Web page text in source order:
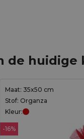
de huidige
Maat: 35x50 cm
Stof: Organza
Kleur:
-16%